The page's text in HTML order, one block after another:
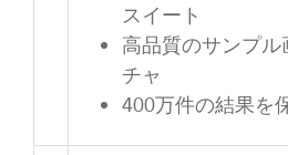
スイート
高品質のサンプ
チャ
400万件の結果を